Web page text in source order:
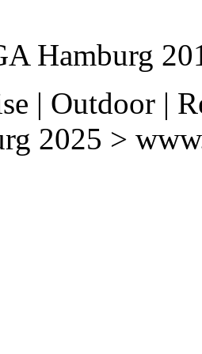
Hamburg
| Outdoor |
2025 >